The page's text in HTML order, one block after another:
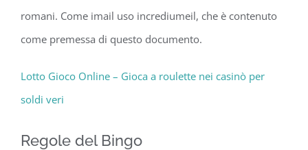
romani. Come imail uso incrediumeil, che è contenuto
come premessa di questo documento.
Lotto Gioco Online – Gioca a roulette nei casinò per
soldi veri
Regole del Bingo